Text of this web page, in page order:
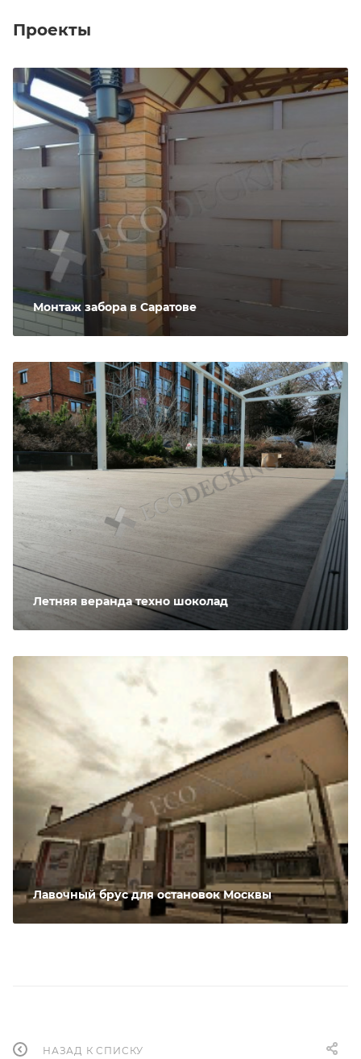
Проекты
Монтаж забора в Саратове
Летняя веранда техно шоколад
Лавочный брус для остановок Москвы
НАЗАД К СПИСКУ